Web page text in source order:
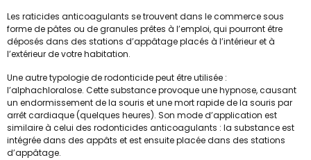
Les raticides anticoagulants se trouvent dans le commerce sous
forme de pâtes ou de granules prêtes à l’emploi, qui pourront être
déposés dans des stations d’appâtage placés à l’intérieur et à
l’extérieur de votre habitation.
Une autre typologie de rodonticide peut être utilisée :
l’alphachloralose. Cette substance provoque une hypnose, causant
un endormissement de la souris et une mort rapide de la souris par
arrêt cardiaque (quelques heures). Son mode d’application est
similaire à celui des rodonticides anticoagulants : la substance est
intégrée dans des appâts et est ensuite placée dans des stations
d’appâtage.